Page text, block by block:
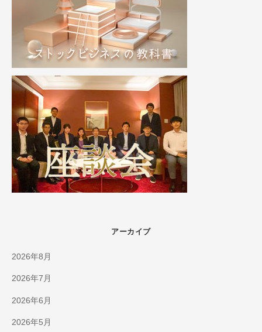
アーカイブ
2026年8月
2026年7月
2026年6月
2026年5月